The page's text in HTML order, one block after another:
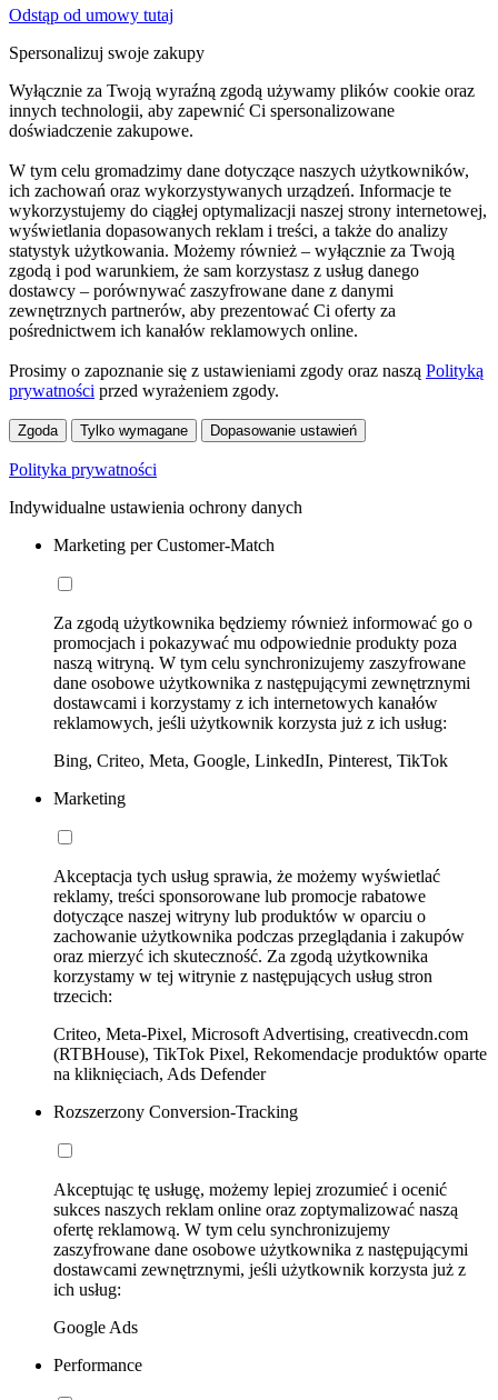
Odstąp od umowy tutaj
Spersonalizuj swoje zakupy
Wyłącznie za Twoją wyraźną zgodą używamy plików cookie oraz
innych technologii, aby zapewnić Ci spersonalizowane
doświadczenie zakupowe.
W tym celu gromadzimy dane dotyczące naszych użytkowników,
ich zachowań oraz wykorzystywanych urządzeń. Informacje te
wykorzystujemy do ciągłej optymalizacji naszej strony internetowej,
wyświetlania dopasowanych reklam i treści, a także do analizy
statystyk użytkowania. Możemy również – wyłącznie za Twoją
zgodą i pod warunkiem, że sam korzystasz z usług danego
dostawcy – porównywać zaszyfrowane dane z danymi
zewnętrznych partnerów, aby prezentować Ci oferty za
pośrednictwem ich kanałów reklamowych online.
Prosimy o zapoznanie się z ustawieniami zgody oraz naszą Polityką
prywatności przed wyrażeniem zgody.
Zgoda Tylko wymagane Dopasowanie ustawień
Polityka prywatności
Indywidualne ustawienia ochrony danych
Marketing per Customer-Match
Za zgodą użytkownika będziemy również informować go o
promocjach i pokazywać mu odpowiednie produkty poza
naszą witryną. W tym celu synchronizujemy zaszyfrowane
dane osobowe użytkownika z następującymi zewnętrznymi
dostawcami i korzystamy z ich internetowych kanałów
reklamowych, jeśli użytkownik korzysta już z ich usług:
Bing, Criteo, Meta, Google, LinkedIn, Pinterest, TikTok
Marketing
Akceptacja tych usług sprawia, że możemy wyświetlać
reklamy, treści sponsorowane lub promocje rabatowe
dotyczące naszej witryny lub produktów w oparciu o
zachowanie użytkownika podczas przeglądania i zakupów
oraz mierzyć ich skuteczność. Za zgodą użytkownika
korzystamy w tej witrynie z następujących usług stron
trzecich:
Criteo, Meta-Pixel, Microsoft Advertising, creativecdn.com
(RTBHouse), TikTok Pixel, Rekomendacje produktów oparte
na kliknięciach, Ads Defender
Rozszerzony Conversion-Tracking
Akceptując tę usługę, możemy lepiej zrozumieć i ocenić
sukces naszych reklam online oraz zoptymalizować naszą
ofertę reklamową. W tym celu synchronizujemy
zaszyfrowane dane osobowe użytkownika z następującymi
dostawcami zewnętrznymi, jeśli użytkownik korzysta już z
ich usług:
Google Ads
Performance